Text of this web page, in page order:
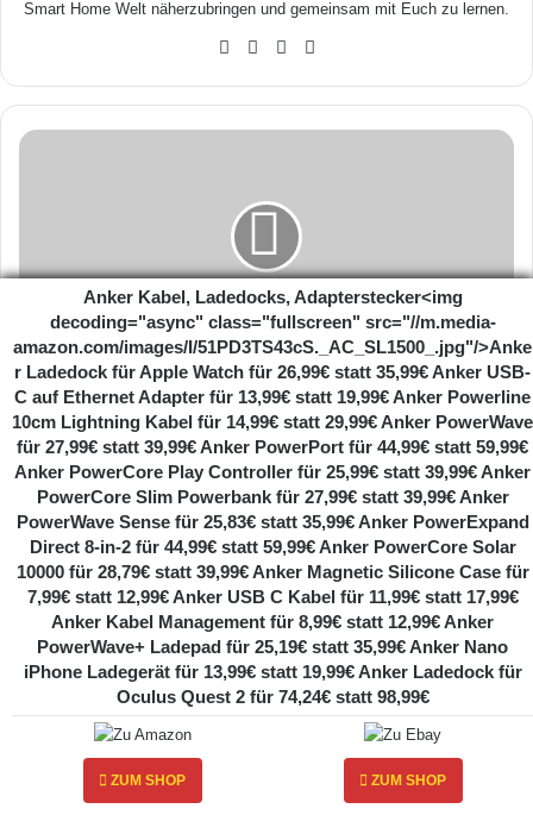
Smart Home Welt näherzubringen und gemeinsam mit Euch zu lernen.
We
ite
Fa
ook
X
be
S
e
a
y
2
0
2
1
D
e
n
Singles Day 2021 - Die besten Smart Home
Schnäppchen
C
e
o
e
e
Cecotec Kaffeevollautomat Cumbia Power Matic-
CCINO 9000 Serie im Vergleich
Ähnliche Artikel
Anker Kabel, Ladedocks, Adapterstecker<img
decoding="async" class="fullscreen" src="//m.media-
amazon.com/images/I/51PD3TS43cS._AC_SL1500_.jpg"/>Anke
r Ladedock für Apple Watch für 26,99€ statt 35,99€ Anker USB-
C auf Ethernet Adapter für 13,99€ statt 19,99€ Anker Powerline
10cm Lightning Kabel für 14,99€ statt 29,99€ Anker PowerWave
für 27,99€ statt 39,99€ Anker PowerPort für 44,99€ statt 59,99€
Anker PowerCore Play Controller für 25,99€ statt 39,99€ Anker
PowerCore Slim Powerbank für 27,99€ statt 39,99€ Anker
PowerWave Sense für 25,83€ statt 35,99€ Anker PowerExpand
Direct 8-in-2 für 44,99€ statt 59,99€ Anker PowerCore Solar
10000 für 28,79€ statt 39,99€ Anker Magnetic Silicone Case für
7,99€ statt 12,99€ Anker USB C Kabel für 11,99€ statt 17,99€
Anker Kabel Management für 8,99€ statt 12,99€ Anker
PowerWave+ Ladepad für 25,19€ statt 35,99€ Anker Nano
iPhone Ladegerät für 13,99€ statt 19,99€ Anker Ladedock für
Oculus Quest 2 für 74,24€ statt 98,99€
ZUM SHOP ZUM SHOP